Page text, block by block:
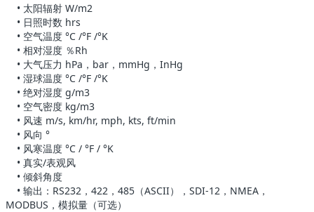
• 太阳辐射 W/m2
• 日照时数 hrs
• 空气温度 °C /°F /°K
• 相对湿度 ％Rh
• 大气压力 hPa，bar，mmHg，InHg
• 湿球温度 °C /°F /°K
• 绝对湿度 g/m3
• 空气密度 kg/m3
• 风速 m/s, km/hr, mph, kts, ft/min
• 风向 °
• 风寒温度 °C / °F / °K
• 真实/表观风
• 倾斜角度
• 输出：RS232，422，485（ASCII），SDI-12，NMEA，
MODBUS，模拟量（可选）